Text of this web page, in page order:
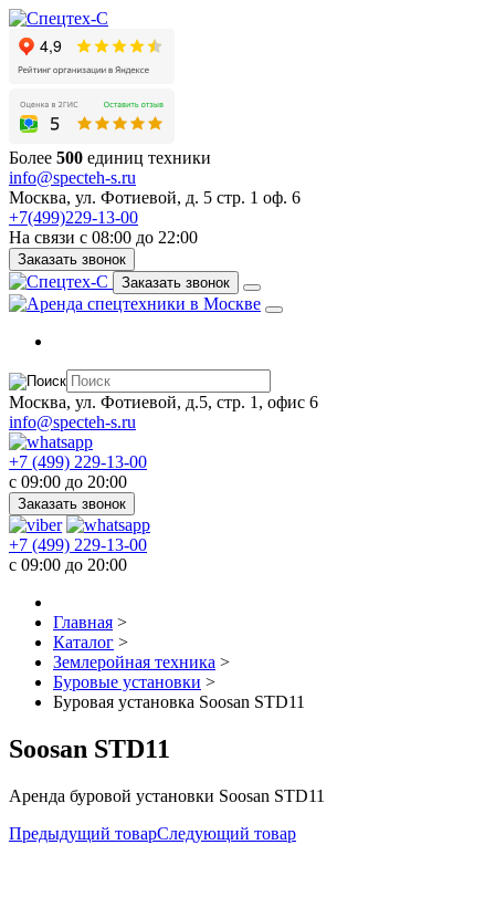
Более 500 единиц техники
info@specteh-s.ru
Москва, ул. Фотиевой, д. 5 стр. 1 оф. 6
+7(499)229-13-00
На связи с 08:00 до 22:00
Заказать звонок
Заказать звонок
Москва, ул. Фотиевой, д.5, стр. 1, офис 6
info@specteh-s.ru
+7 (499) 229-13-00
c 09:00 до 20:00
Заказать звонок
+7 (499) 229-13-00
c 09:00 до 20:00
Главная >
Каталог >
Землеройная техника >
Буровые установки >
Буровая установка Soosan STD11
Soosan STD11
Аренда буровой установки Soosan STD11
Предыдущий товарСледующий товар